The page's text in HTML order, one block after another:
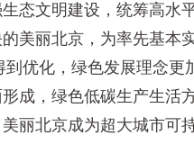
态文明建设，统筹高
美丽北京，为率先基本
化，绿色发展理念更
成，绿色低碳生产生
丽北京成为超大城市可